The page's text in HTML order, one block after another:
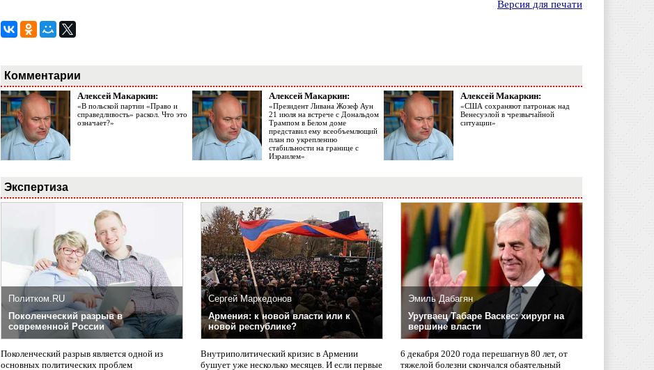
Версия для печати
Комментарии
Алексей Макаркин:
«В польской партии «Право и
справедливость» раскол. Что это
означает?»
Алексей Макаркин:
«Президент Ливана Жозеф Аун
21 июля на встрече с Дональдом
Трампом в Белом доме
представил ему всеобъемлющий
план по укреплению
стабильности на границе с
Израилем»
Алексей Макаркин:
«США сохраняют патронаж над
Венесуэлой в чрезвычайной
ситуации»
Экспертиза
Политком.RU
Поколенческий разрыв в
современной России
Поколенческий разрыв является одной из
основных политических проблем
Сергей Маркедонов
Армения: к новой власти или к
новой республике?
Внутриполитический кризис в Армении
бушует уже несколько месяцев. И если первые
Эмиль Дабагян
Уругваец Табаре Васкес: хирург на
вершине власти
6 декабря 2020 года перешагнув 80 лет, от
тяжелой болезни скончался обаятельный